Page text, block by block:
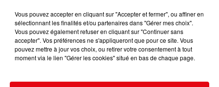
Bélier Taureau Gémeaux
Vous pouvez accepter en cliquant sur "Accepter et fermer", ou affiner en
sélectionnant les finalités et/ou partenaires dans "Gérer mes choix".
Vous pouvez également refuser en cliquant sur "Continuer sans
accepter". Vos préférences ne s'appliqueront que pour ce site. Vous
pouvez mettre à jour vos choix, ou retirer votre consentement à tout
moment via le lien "Gérer les cookies" situé en bas de chaque page.